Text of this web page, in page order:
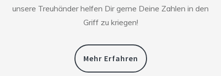
unsere Treuhänder helfen Dir gerne Deine Zahlen in den
Griff zu kriegen!
Mehr Erfahren